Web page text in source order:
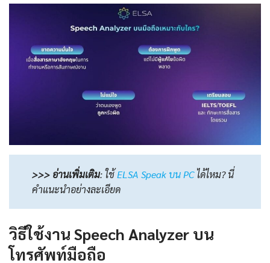
>>> อ่านเพิ่มเติม:ใช้ELSA Speak บน PCได้ไหม? นี่
คำแนะนำอย่างละเอียด
วิธีใช้งาน Speech Analyzer บน
โทรศัพท์มือถือ